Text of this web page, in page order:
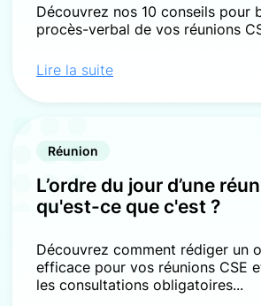
Découvrez nos 10 conseils pour
procès-verbal de vos réunions
Lire la suite
Réunion
L’ordre du jour d’une
qu'est-ce que c'est ?
Découvrez comment rédiger un
efficace pour vos réunions CSE
les consultations obligatoires...